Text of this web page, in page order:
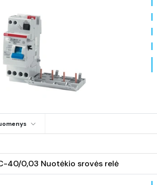
40/0,03 Nuotėkio srovės relė